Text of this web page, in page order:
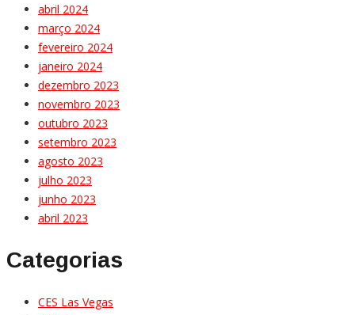
abril 2024
março 2024
fevereiro 2024
janeiro 2024
dezembro 2023
novembro 2023
outubro 2023
setembro 2023
agosto 2023
julho 2023
junho 2023
abril 2023
Categorias
CES Las Vegas